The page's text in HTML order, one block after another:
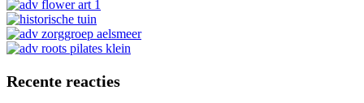
Recente reacties